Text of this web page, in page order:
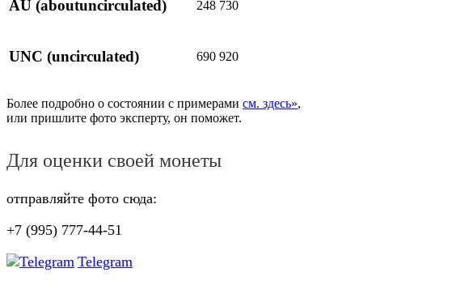
AU (aboutuncirculated) 248 730
UNC (uncirculated) 690 920
Более подробно о состоянии с примерами см. здесь»,
или пришлите фото эксперту, он поможет.
Для оценки своей монеты
отправляйте фото сюда:
+7 (995) 777-44-51
Telegram